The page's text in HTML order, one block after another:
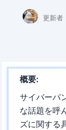
更新者
概要:
サイバーパ
な話題を呼
ズに関する